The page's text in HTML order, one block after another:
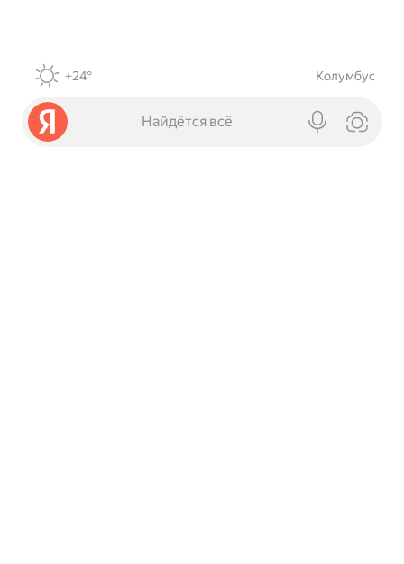
+24° Колумбус
Найдётся всё